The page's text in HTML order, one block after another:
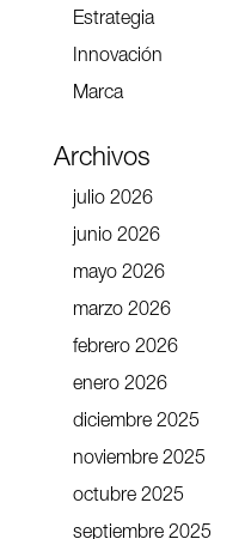
Estrategia
Innovación
Marca
Archivos
julio 2026
junio 2026
mayo 2026
marzo 2026
febrero 2026
enero 2026
diciembre 2025
noviembre 2025
octubre 2025
septiembre 2025